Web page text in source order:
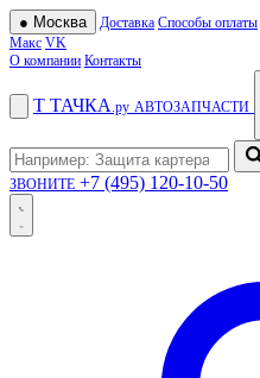
● Москва Доставка Способы оплаты
Макс VK
О компании Контакты
Т ТАЧКА .ру АВТОЗАПЧАСТИ
ЗВОНИТЕ +7 (495) 120-10-50